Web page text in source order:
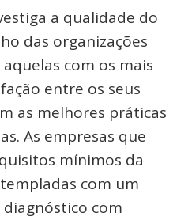
a qualidade do
das organizações
com os mais
entre os seus
as melhores práticas
As empresas que
mínimos da
com um
com